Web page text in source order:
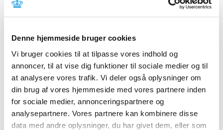
Denne hjemmeside bruger cookies
Vi bruger cookies til at tilpasse vores indhold og
annoncer, til at vise dig funktioner til sociale medier og til
at analysere vores trafik. Vi deler også oplysninger om
din brug af vores hjemmeside med vores partnere inden
for sociale medier, annonceringspartnere og
analysepartnere. Vores partnere kan kombinere disse
data med andre oplysninger, du har givet dem, eller som
videresalg og tilskudsmisbrug
bestemmelser til receptbekendtgørelsen i høring.
Metronidazol 500 mg; tilladelse til udlevering
af udenlandske pakninger
7. maj 2024
Lægemiddelstyrelsen har givet ny tilladelse til ordination
og udlevering af udenlandsk lægemiddel…